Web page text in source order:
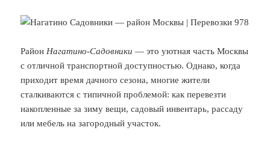
РайонНагатино-Садовники — это уютная часть Москвы
с отличной транспортной доступностью. Однако, когда
приходит время дачного сезона, многие жители
сталкиваются с типичной проблемой: как перевезти
накопленные за зиму вещи, садовый инвентарь, рассаду
или мебель на загородный участок.